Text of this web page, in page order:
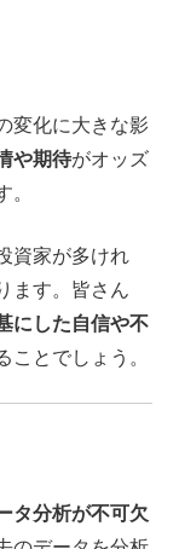
変化に大きな影
や期待がオッズ
資家が多けれ
ます。皆さん
にした自信や不
とでしょう。
タ分析が不可欠